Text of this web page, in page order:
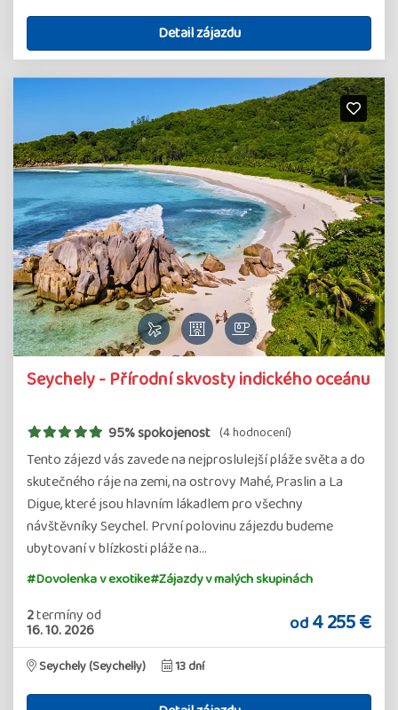
Detail zájazdu
Seychely - Přírodní skvosty indického oceánu
95% spokojenost (4 hodnocení)
Tento zájezd vás zavede na nejproslulejší pláže světa a do
skutečného ráje na zemi, na ostrovy Mahé, Praslin a La
Digue, které jsou hlavním lákadlem pro všechny
návštěvníky Seychel. První polovinu zájezdu budeme
ubytovaní v blízkosti pláže na…
#Dovolenka v exotike#Zájazdy v malých skupinách
2termínyod
16. 10. 2026 od4 255 €
Seychely (Seychelly) 13 dní